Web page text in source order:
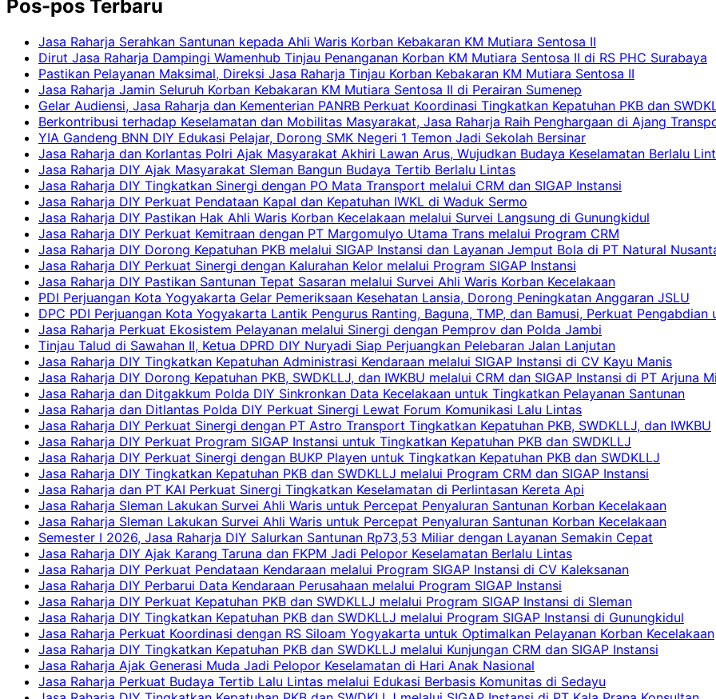
Pos-pos Terbaru
Jasa Raharja Serahkan Santunan kepada Ahli Waris Korban Kebakaran KM Mutiara Sentosa II
Dirut Jasa Raharja Dampingi Wamenhub Tinjau Penanganan Korban KM Mutiara Sentosa II di RS PHC Surabaya
Pastikan Pelayanan Maksimal, Direksi Jasa Raharja Tinjau Korban Kebakaran KM Mutiara Sentosa II
Jasa Raharja Jamin Seluruh Korban Kebakaran KM Mutiara Sentosa II di Perairan Sumenep
Gelar Audiensi, Jasa Raharja dan Kementerian PANRB Perkuat Koordinasi Tingkatkan Kepatuhan PKB dan
Berkontribusi terhadap Keselamatan dan Mobilitas Masyarakat, Jasa Raharja Raih Penghargaan di Ajang
YIA Gandeng BNN DIY Edukasi Pelajar, Dorong SMK Negeri 1 Temon Jadi Sekolah Bersinar
Jasa Raharja dan Korlantas Polri Ajak Masyarakat Akhiri Lawan Arus, Wujudkan Budaya Keselamatan Berlalu
Jasa Raharja DIY Ajak Masyarakat Sleman Bangun Budaya Tertib Berlalu Lintas
Jasa Raharja DIY Tingkatkan Sinergi dengan PO Mata Transport melalui CRM dan SIGAP Instansi
Jasa Raharja DIY Perkuat Pendataan Kapal dan Kepatuhan IWKL di Waduk Sermo
Jasa Raharja DIY Pastikan Hak Ahli Waris Korban Kecelakaan melalui Survei Langsung di Gunungkidul
Jasa Raharja DIY Perkuat Kemitraan dengan PT Margomulyo Utama Trans melalui Program CRM
Jasa Raharja DIY Dorong Kepatuhan PKB melalui SIGAP Instansi dan Layanan Jemput Bola di PT Natural
Jasa Raharja DIY Perkuat Sinergi dengan Kalurahan Kelor melalui Program SIGAP Instansi
Jasa Raharja DIY Pastikan Santunan Tepat Sasaran melalui Survei Ahli Waris Korban Kecelakaan
PDI Perjuangan Kota Yogyakarta Gelar Pemeriksaan Kesehatan Lansia, Dorong Peningkatan Anggaran JSLU
DPC PDI Perjuangan Kota Yogyakarta Lantik Pengurus Ranting, Baguna, TMP, dan Bamusi, Perkuat
Jasa Raharja Perkuat Ekosistem Pelayanan melalui Sinergi dengan Pemprov dan Polda Jambi
Tinjau Talud di Sawahan II, Ketua DPRD DIY Nuryadi Siap Perjuangkan Pelebaran Jalan Lanjutan
Jasa Raharja DIY Tingkatkan Kepatuhan Administrasi Kendaraan melalui SIGAP Instansi di CV Kayu Manis
Jasa Raharja DIY Dorong Kepatuhan PKB, SWDKLLJ, dan IWKBU melalui CRM dan SIGAP Instansi di PT Arjuna
Jasa Raharja dan Ditgakkum Polda DIY Sinkronkan Data Kecelakaan untuk Tingkatkan Pelayanan Santunan
Jasa Raharja dan Ditlantas Polda DIY Perkuat Sinergi Lewat Forum Komunikasi Lalu Lintas
Jasa Raharja DIY Perkuat Sinergi dengan PT Astro Transport Tingkatkan Kepatuhan PKB, SWDKLLJ, dan IWKBU
Jasa Raharja DIY Perkuat Program SIGAP Instansi untuk Tingkatkan Kepatuhan PKB dan SWDKLLJ
Jasa Raharja DIY Perkuat Sinergi dengan BUKP Playen untuk Tingkatkan Kepatuhan PKB dan SWDKLLJ
Jasa Raharja DIY Tingkatkan Kepatuhan PKB dan SWDKLLJ melalui Program CRM dan SIGAP Instansi
Jasa Raharja dan PT KAI Perkuat Sinergi Tingkatkan Keselamatan di Perlintasan Kereta Api
Jasa Raharja Sleman Lakukan Survei Ahli Waris untuk Percepat Penyaluran Santunan Korban Kecelakaan
Jasa Raharja Sleman Lakukan Survei Ahli Waris untuk Percepat Penyaluran Santunan Korban Kecelakaan
Semester I 2026, Jasa Raharja DIY Salurkan Santunan Rp73,53 Miliar dengan Layanan Semakin Cepat
Jasa Raharja DIY Ajak Karang Taruna dan FKPM Jadi Pelopor Keselamatan Berlalu Lintas
Jasa Raharja DIY Perkuat Pendataan Kendaraan melalui Program SIGAP Instansi di CV Kaleksanan
Jasa Raharja DIY Perbarui Data Kendaraan Perusahaan melalui Program SIGAP Instansi
Jasa Raharja DIY Perkuat Kepatuhan PKB dan SWDKLLJ melalui Program SIGAP Instansi di Sleman
Jasa Raharja DIY Tingkatkan Kepatuhan PKB dan SWDKLLJ melalui Program SIGAP Instansi di Gunungkidul
Jasa Raharja Perkuat Koordinasi dengan RS Siloam Yogyakarta untuk Optimalkan Pelayanan Korban Kecelakaan
Jasa Raharja DIY Tingkatkan Kepatuhan PKB dan SWDKLLJ melalui Kunjungan CRM dan SIGAP Instansi
Jasa Raharja Ajak Generasi Muda Jadi Pelopor Keselamatan di Hari Anak Nasional
Jasa Raharja Perkuat Budaya Tertib Lalu Lintas melalui Edukasi Berbasis Komunitas di Sedayu